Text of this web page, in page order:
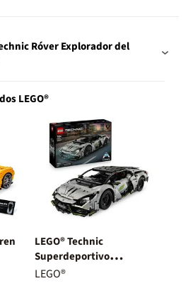
Róver Explorador del
LEGO®
LEGO® Technic
Superdeportivo
Lamborghini Revuelto
LEGO®